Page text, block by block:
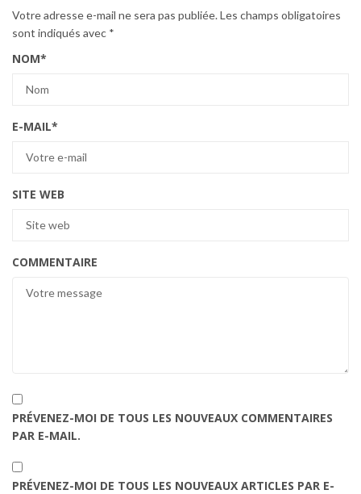
Votre adresse e-mail ne sera pas publiée.Les champs obligatoires
sont indiqués avec *
NOM*
E-MAIL*
SITE WEB
COMMENTAIRE
PRÉVENEZ-MOI DE TOUS LES NOUVEAUX COMMENTAIRES
PAR E-MAIL.
PRÉVENEZ-MOI DE TOUS LES NOUVEAUX ARTICLES PAR E-